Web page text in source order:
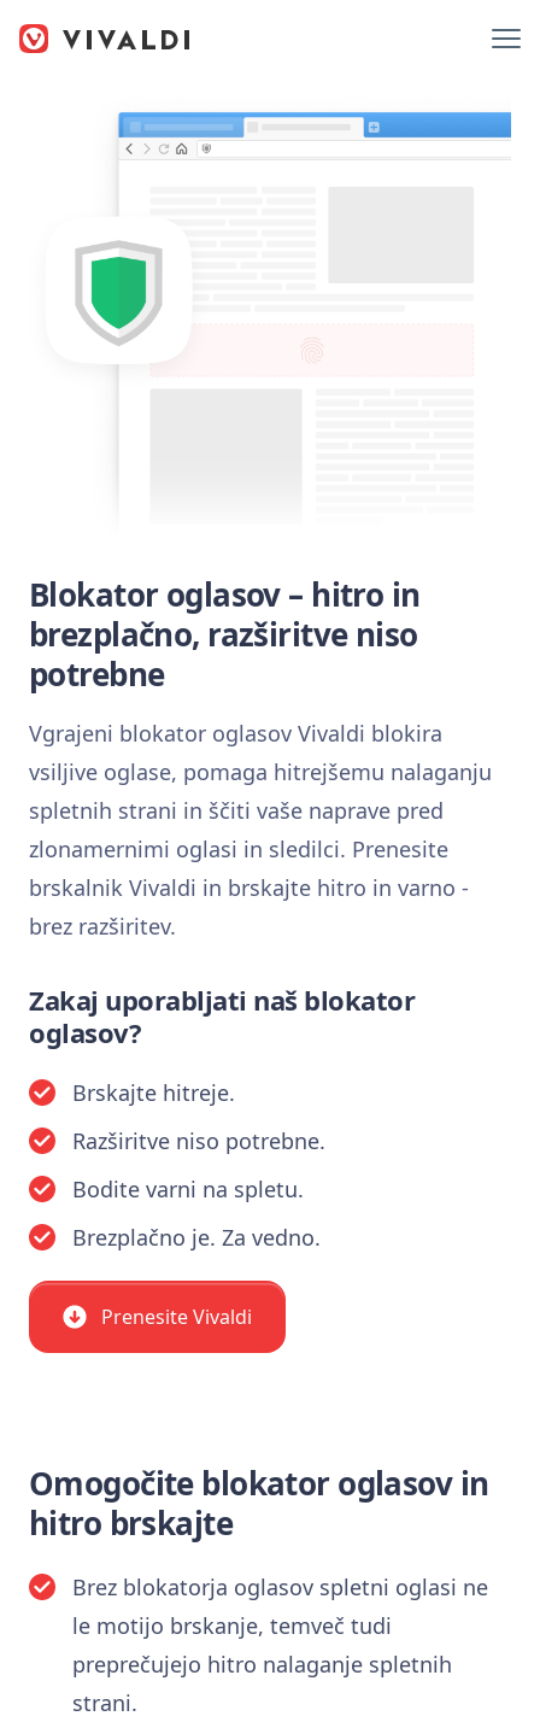
Blokator oglasov – hitro in
brezplačno, razširitve niso
potrebne
Vgrajeni blokator oglasov Vivaldi blokira
vsiljive oglase, pomaga hitrejšemu nalaganju
spletnih strani in ščiti vaše naprave pred
zlonamernimi oglasi in sledilci. Prenesite
brskalnik Vivaldi in brskajte hitro in varno -
brez razširitev.
Zakaj uporabljati naš blokator
oglasov?
Brskajte hitreje.
Razširitve niso potrebne.
Bodite varni na spletu.
Brezplačno je. Za vedno.
Prenesite Vivaldi
Omogočite blokator oglasov in
hitro brskajte
Brez blokatorja oglasov spletni oglasi ne
le motijo brskanje, temveč tudi
preprečujejo hitro nalaganje spletnih
strani.